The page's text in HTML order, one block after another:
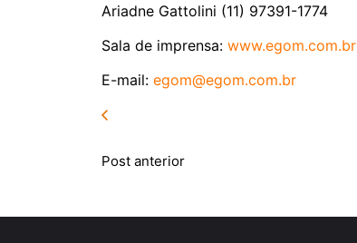
Ariadne Gattolini (11) 97391-1774
Sala de imprensa: www.egom.com.br
E-mail: egom@egom.com.br
Post anterior